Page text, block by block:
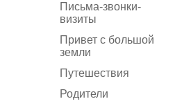
Письма-звонки-
визиты
Привет с большой
земли
Путешествия
Родители